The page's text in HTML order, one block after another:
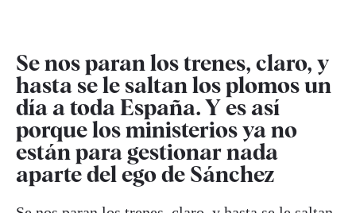
Se nos paran los trenes, claro, y
hasta se le saltan los plomos un
día a toda España. Y es así
porque los ministerios ya no
están para gestionar nada
aparte del ego de Sánchez